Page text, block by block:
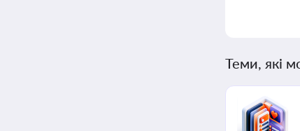
Теми, які